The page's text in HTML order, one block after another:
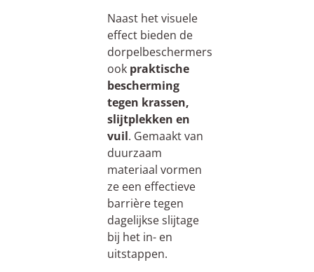
Naast het visuele
effect bieden de
dorpelbeschermers
ook praktische
bescherming
tegen krassen,
slijtplekken en
vuil. Gemaakt van
duurzaam
materiaal vormen
ze een effectieve
barrière tegen
dagelijkse slijtage
bij het in- en
uitstappen.